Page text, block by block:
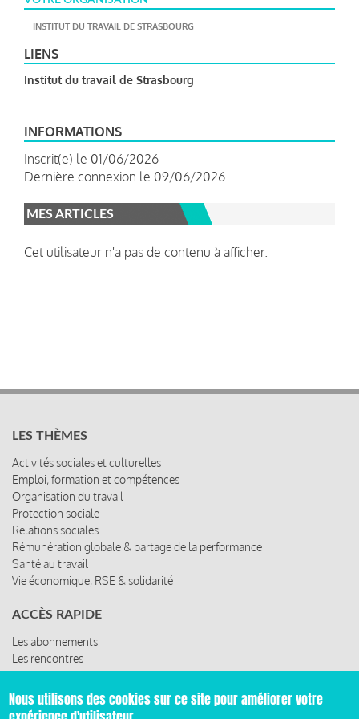
INSTITUT DU TRAVAIL DE STRASBOURG
LIENS
Institut du travail de Strasbourg
INFORMATIONS
Inscrit(e) le 01/06/2026
Dernière connexion le 09/06/2026
MES ARTICLES
Cet utilisateur n'a pas de contenu à afficher.
LES THÈMES
Activités sociales et culturelles
Emploi, formation et compétences
Organisation du travail
Protection sociale
Relations sociales
Rémunération globale & partage de la performance
Santé au travail
Vie économique, RSE & solidarité
ACCÈS RAPIDE
Les abonnements
Les rencontres
Les ressources
Nous utilisons des cookies sur ce site pour améliorer votre